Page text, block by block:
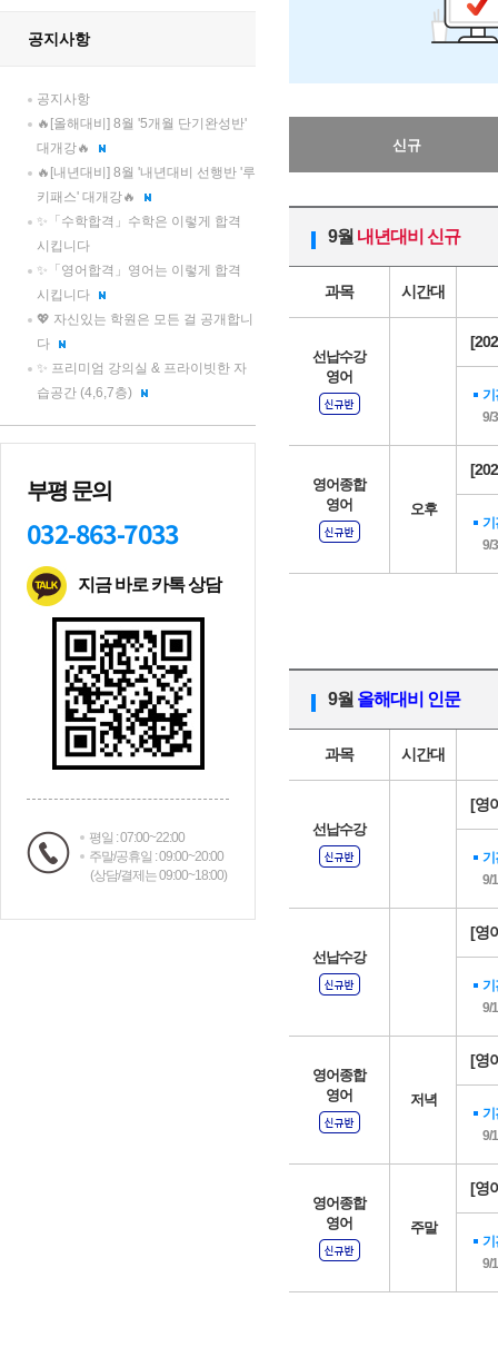
공지사항
공지사항
🔥[올해대비] 8월 '5개월 단기완성반'
대개강🔥
🔥[내년대비] 8월 '내년대비 선행반 '루
키패스' 대개강🔥
✨「수학합격」수학은 이렇게 합격
시킵니다
✨「영어합격」영어는 이렇게 합격
시킵니다
💖 자신있는 학원은 모든 걸 공개합니
다
✨ 프리미엄 강의실 & 프라이빗한 자
습공간 (4,6,7층)
부평 문의
032-863-7033
지금 바로 카톡 상담
평일 : 07:00~22:00
주말/공휴일 : 09:00~20:00
(상담/결제는 09:00~18:00)
신규
9월 내년대비 신규
과목 시간대
선납수강
영어
기
9/
영어종합
영어
오후
기
9/
9월 올해대비 인문
과목 시간대
선납수강
[영
기
9/
선납수강
[영
기
9/
영어종합
영어
저녁
[영
기
9/
영어종합
영어
주말
[영
기
9/